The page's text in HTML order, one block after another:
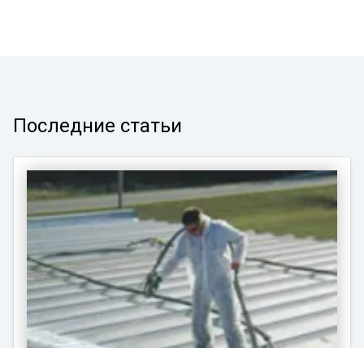
Последние статьи